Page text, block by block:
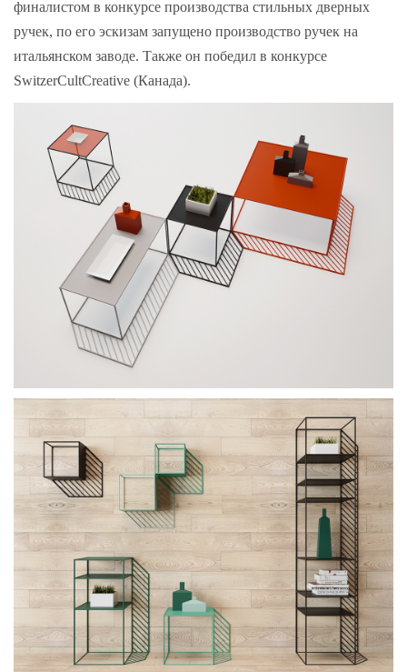
финалистом в конкурсе производства стильных дверных
ручек, по его эскизам запущено производство ручек на
итальянском заводе. Также он победил в конкурсе
SwitzerCultCreative (Канада).